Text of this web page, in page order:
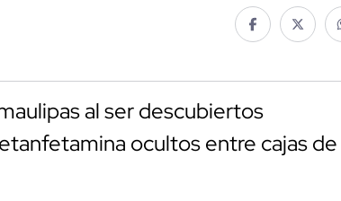
al ser descubiertos
ocultos entre cajas de